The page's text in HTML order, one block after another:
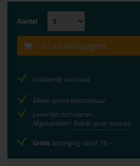
Aantal
In winkelwagen
Voldoende voorraad
Alleen online beschikbaar
Levertijd controleren...
Afgesproken! Bekijk onze reviews
Gratisbezorging vanaf 75,-